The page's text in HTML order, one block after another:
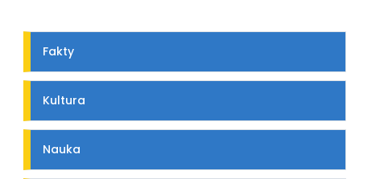
Fakty
Kultura
Nauka